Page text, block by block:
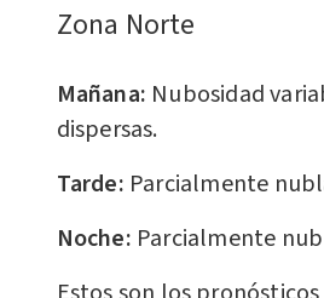
​Zona Norte
Mañana: Nubosidad
dispersas.
Tarde: Parcialmente
Noche: Parcialmente